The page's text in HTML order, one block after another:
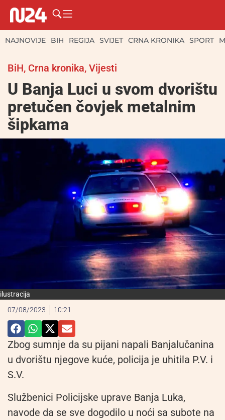
NAJNOVIJE BIH REGIJA SVIJET CRNA KRONIKA SPORT
BiH, Crna kronika, Vijesti
U Banja Luci u svom dvorištu
pretučen čovjek metalnim
šipkama
ilustracija
07/08/2023
10:21
Zbog sumnje da su pijani napali Banjalučanina
u dvorištu njegove kuće, policija je uhitila P.V. i
S.V.
Službenici Policijske uprave Banja Luka,
navode da se sve dogodilo u noći sa subote na